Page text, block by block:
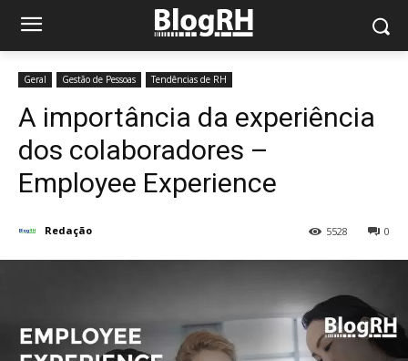
Geral Gestão de Pessoas Tendências de RH
A importância da experiência
dos colaboradores –
Employee Experience
Redação 0
5528